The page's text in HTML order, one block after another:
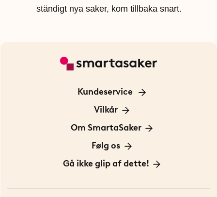
ständigt nya saker, kom tillbaka snart.
Kundeservice
Kontakt os
Vilkår
Information om cookies
Privatlivspolitik
Om SmartaSaker
Om os
Vores historie
Følg os
Opfindere
Gå ikke glip af dette!